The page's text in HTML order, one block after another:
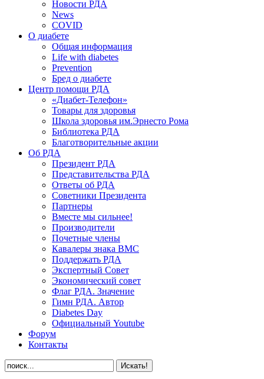
Новости РДА
News
COVID
О диабете
Общая информация
Life with diabetes
Prevention
Бред о диабете
Центр помощи РДА
«Диабет-Телефон»
Товары для здоровья
Школа здоровья им.Эрнесто Рома
Библиотека РДА
Благотворительные акции
Об РДА
Президент РДА
Представительства РДА
Ответы об РДА
Советники Президента
Партнеры
Вместе мы сильнее!
Производители
Почетные члены
Кавалеры знака ВМС
Поддержать РДА
Экспертный Совет
Экономический совет
Флаг РДА. Значение
Гимн РДА. Автор
Diabetes Day
Официальный Youtube
Форум
Контакты